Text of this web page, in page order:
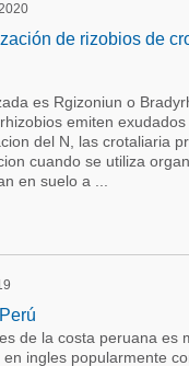
de rizobios de
es Rgizoniun o
emiten
del N, las crotaliaria
cuando se utiliza
en suelo a ...
de la costa peruana es
ingles popularmente